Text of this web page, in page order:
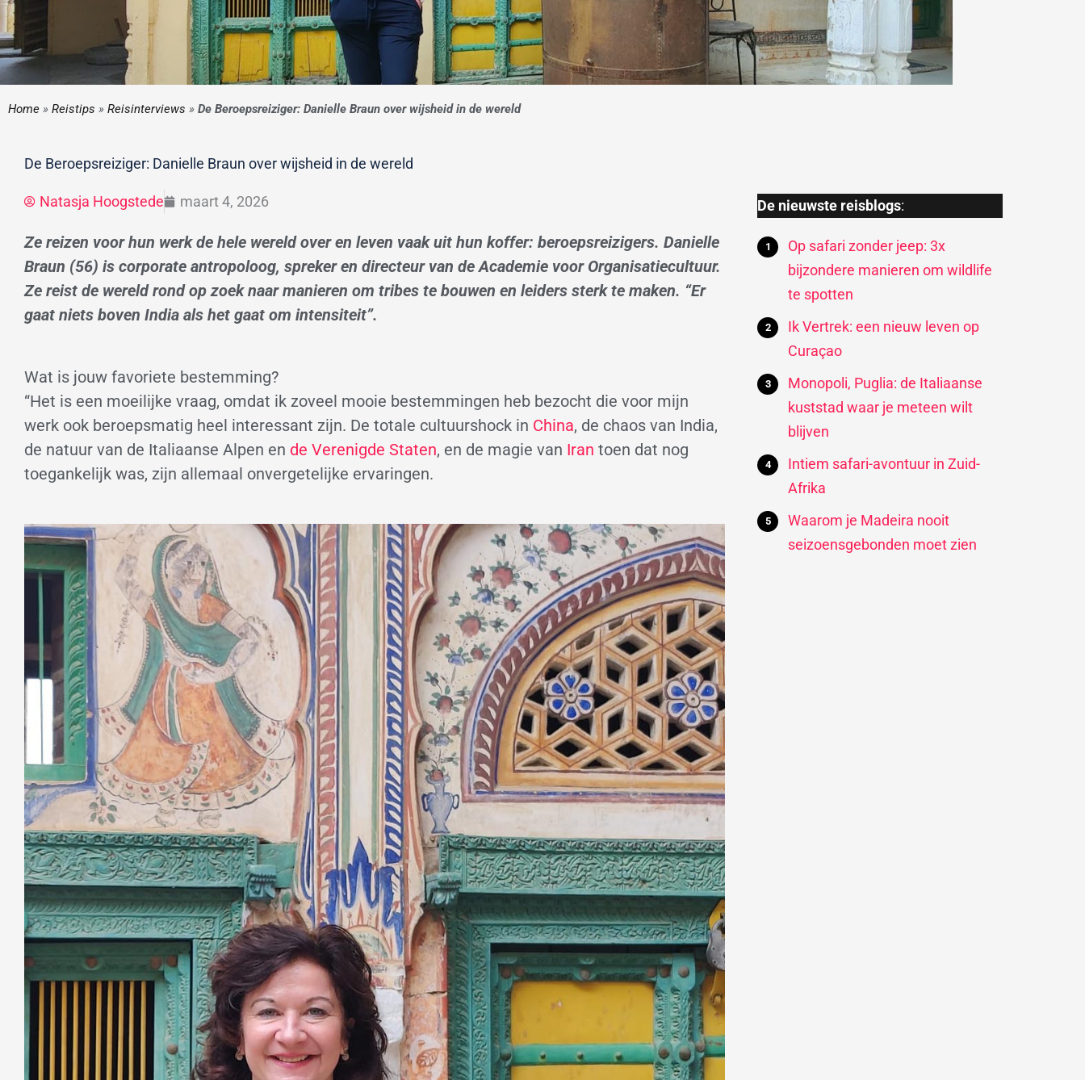
Home » Reistips » Reisinterviews » De Beroepsreiziger: Danielle Braun over wijsheid in de wereld
De Beroepsreiziger: Danielle Braun over wijsheid in de wereld
Natasja Hoogstede maart 4, 2026
Ze reizen voor hun werk de hele wereld over en leven vaak uit hun koffer: beroepsreizigers. Danielle
Braun (56) is corporate antropoloog, spreker en directeur van de Academie voor Organisatiecultuur.
Ze reist de wereld rond op zoek naar manieren om tribes te bouwen en leiders sterk te maken. “Er
gaat niets boven India als het gaat om intensiteit”.
Wat is jouw favoriete bestemming?
“Het is een moeilijke vraag, omdat ik zoveel mooie bestemmingen heb bezocht die voor mijn
werk ook beroepsmatig heel interessant zijn. De totale cultuurshock in China, de chaos van India,
de natuur van de Italiaanse Alpen en de Verenigde Staten, en de magie van Iran toen dat nog
toegankelijk was, zijn allemaal onvergetelijke ervaringen.
De nieuwste reisblogs:
Op safari zonder jeep: 3x
bijzondere manieren om wildlife
te spotten
Ik Vertrek: een nieuw leven op
Curaçao
Monopoli, Puglia: de Italiaanse
kuststad waar je meteen wilt
blijven
Intiem safari-avontuur in Zuid-
Afrika
Waarom je Madeira nooit
seizoensgebonden moet zien